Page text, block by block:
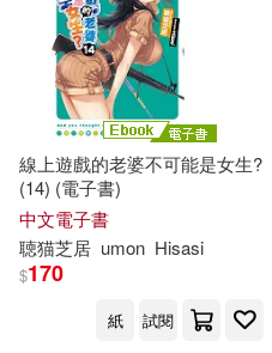
線上遊戲的老婆不可能是女生?
(14) (電子書)
中文電子書
聴猫芝居 umon Hisasi
$170
紙 試閱